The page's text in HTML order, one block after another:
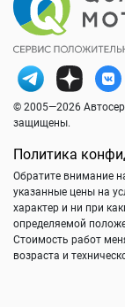
© 2005—2026
защищены.
Политика
Обратите внимание
указанные цены на
характер и ни при
определяемой
Стоимость работ
возраста и